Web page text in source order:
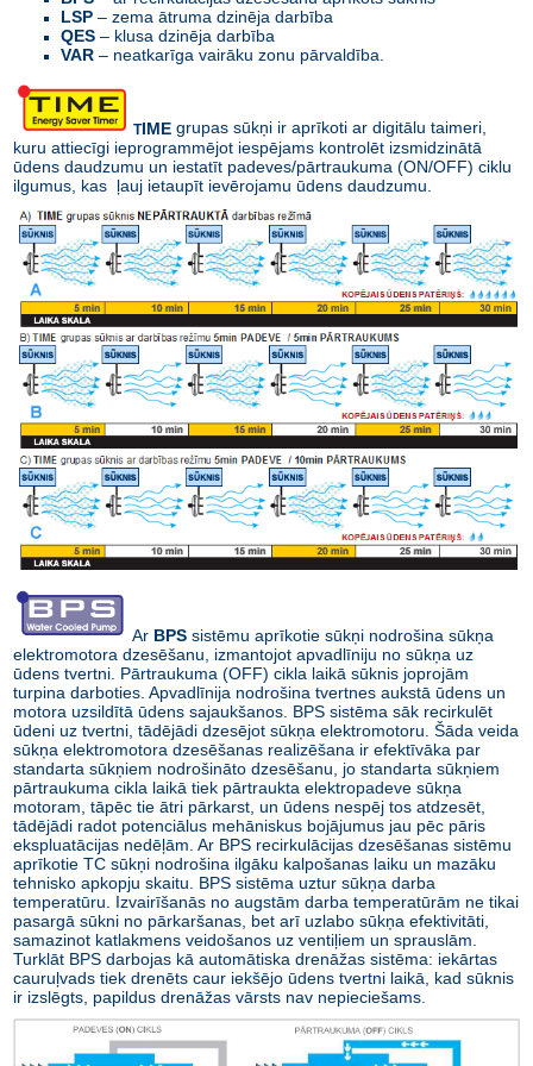
LSP – zema ātruma dzinēja darbība
QES – klusa dzinēja darbība
VAR – neatkarīga vairāku zonu pārvaldība.
TIME grupas sūkņi ir aprīkoti ar digitālu taimeri,
kuru attiecīgi ieprogrammējot iespējams kontrolēt izsmidzinātā
ūdens daudzumu un iestatīt padeves/pārtraukuma (ON/OFF) ciklu
ilgumus, kas ļauj ietaupīt ievērojamu ūdens daudzumu.
Ar BPS sistēmu aprīkotie sūkņi nodrošina sūkņa
elektromotora dzesēšanu, izmantojot apvadlīniju no sūkņa uz
ūdens tvertni. Pārtraukuma (OFF) cikla laikā sūknis joprojām
turpina darboties. Apvadlīnija nodrošina tvertnes aukstā ūdens un
motora uzsildītā ūdens sajaukšanos. BPS sistēma sāk recirkulēt
ūdeni uz tvertni, tādējādi dzesējot sūkņa elektromotoru. Šāda veida
sūkņa elektromotora dzesēšanas realizēšana ir efektīvāka par
standarta sūkņiem nodrošināto dzesēšanu, jo standarta sūkņiem
pārtraukuma cikla laikā tiek pārtraukta elektropadeve sūkņa
motoram, tāpēc tie ātri pārkarst, un ūdens nespēj tos atdzesēt,
tādējādi radot potenciālus mehāniskus bojājumus jau pēc pāris
ekspluatācijas nedēļām. Ar BPS recirkulācijas dzesēšanas sistēmu
aprīkotie TC sūkņi nodrošina ilgāku kalpošanas laiku un mazāku
tehnisko apkopju skaitu. BPS sistēma uztur sūkņa darba
temperatūru. Izvairīšanās no augstām darba temperatūrām ne tikai
pasargā sūkni no pārkaršanas, bet arī uzlabo sūkņa efektivitāti,
samazinot katlakmens veidošanos uz ventiļiem un sprauslām.
Turklāt BPS darbojas kā automātiska drenāžas sistēma: iekārtas
cauruļvads tiek drenēts caur iekšējo ūdens tvertni laikā, kad sūknis
ir izslēgts, papildus drenāžas vārsts nav nepieciešams.